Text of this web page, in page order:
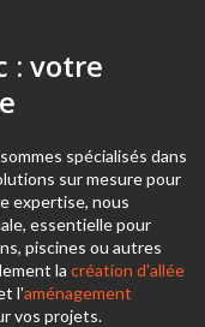
: votre
spécialisés dans
sur mesure pour
expertise, nous
essentielle pour
piscines ou autres
la création d'allée
l'aménagement
vos projets.